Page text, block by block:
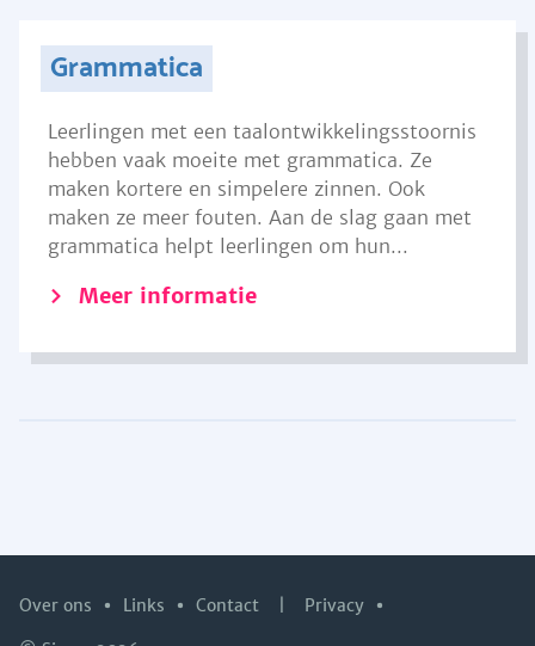
Grammatica
Leerlingen met een taalontwikkelingsstoornis
hebben vaak moeite met grammatica. Ze
maken kortere en simpelere zinnen. Ook
maken ze meer fouten. Aan de slag gaan met
grammatica helpt leerlingen om hun...
Meer informatie
Over ons Links Contact Privacy